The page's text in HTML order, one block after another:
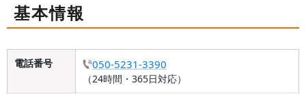
基本情報
電話番号 050-5231-3390
（24時間・365日対応）